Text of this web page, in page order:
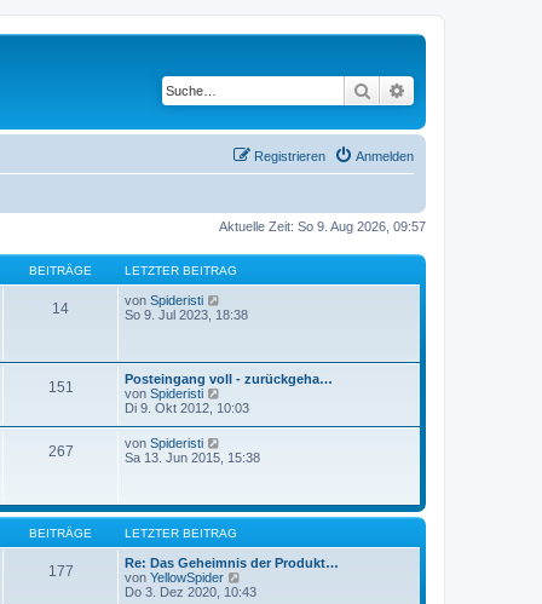
Suche
Anmelden
Registrieren
Aktuelle Zeit: So 9. Aug 2026, 09:57
BEITRÄGE LETZTER BEITRAG
14 von Spideristi
e
e
r
B
e
t
g
So 9. Jul 2023, 18:38
151
Posteingang voll - zurückgeha…
von Spideristi
e
t
B
e
i
t
r
a
g
Di 9. Okt 2012, 10:03
267 von Spideristi
t
e
B
e
i
Sa 13. Jun 2015, 15:38
BEITRÄGE LETZTER BEITRAG
177
Re: Das Geheimnis der Produkt…
von YellowSpider
e
Do 3. Dez 2020, 10:43